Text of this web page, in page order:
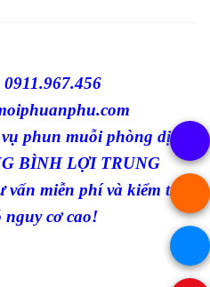
phun muỗi phòng dịch
BÌNH LỢI TRUNG
miễn phí và kiểm tra
nguy cơ cao!